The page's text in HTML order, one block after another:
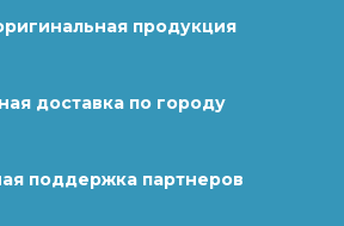
продукция
доставка по городу
поддержка партнеров